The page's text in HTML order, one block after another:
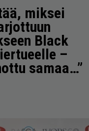
miksei
Black
–
samaa…”